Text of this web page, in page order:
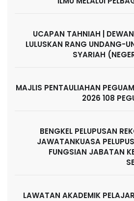
UCAPAN TAHNIAH |
LULUSKAN RANG UNDANG-
SYARIAH
MAJLIS PENTAULIAHAN
2026 108
BENGKEL PELUPUSAN
JAWATANKUASA
FUNGSIAN JABATAN
LAWATAN AKADEMIK